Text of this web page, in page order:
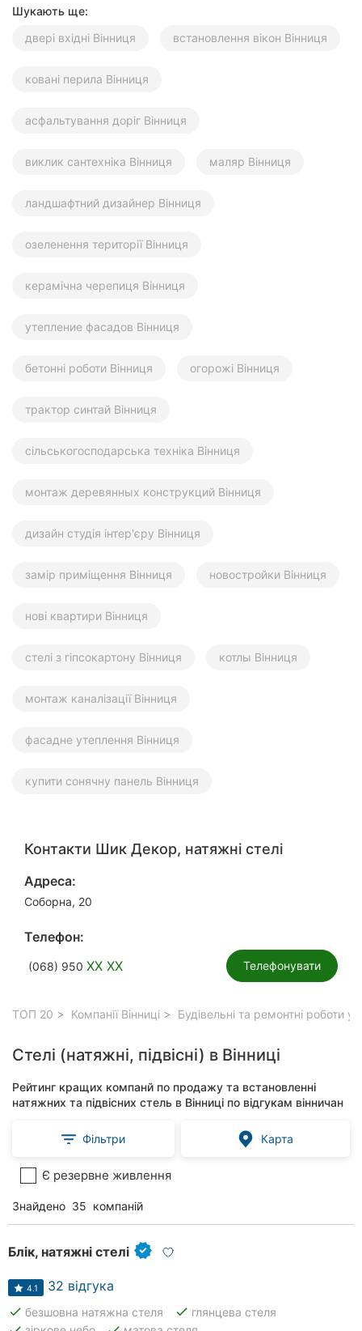
Шукають ще:
двері вхідні Вінниця
встановлення вікон Вінниця
ковані перила Вінниця
асфальтування доріг Вінниця
виклик сантехніка Вінниця маляр Вінниця
ландшафтний дизайнер Вінниця
озеленення території Вінниця
керамічна черепиця Вінниця
утепление фасадов Вінниця
бетонні роботи Вінниця огорожі Вінниця
трактор синтай Вінниця
сільськогосподарська техніка Вінниця
монтаж деревянных конструкций Вінниця
дизайн студія інтер'єру Вінниця
замір приміщення Вінниця новостройки Вінниця
нові квартири Вінниця
стелі з гіпсокартону Вінниця котлы Вінниця
монтаж каналізації Вінниця
фасадне утеплення Вінниця
купити сонячну панель Вінниця
Контакти Шик Декор, натяжні стелі
Адреса:
Соборна, 20
Телефон:
(068) 950 XX XX Телефонувати
ТОП 20 Компанії Вінниці Будівельні та ремонтні роботи у
Стелі (натяжні, підвісні) в Вінниці
Рейтинг кращих компанй по продажу та встановленні
натяжних та підвісних стель в Вінниці по відгукам вінничан
Фільтри Карта
Є резервне живлення
Знайдено 35 компаній
Блік, натяжні стелі
4.1 32 відгука
done безшовна натяжна стеля done глянцева стеля